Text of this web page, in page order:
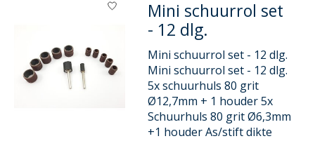
Mini schuurrol set
- 12 dlg.
Mini schuurrol set - 12 dlg.
Mini schuurrol set - 12 dlg.
5x schuurhuls 80 grit
Ø12,7mm + 1 houder 5x
Schuurhuls 80 grit Ø6,3mm
+1 houder As/stift dikte